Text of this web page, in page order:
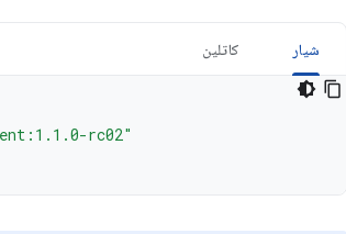
شیار کاتلین
rc02"